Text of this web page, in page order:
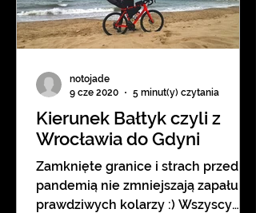
Kierunek Bałtyk czyli z
Wrocławia do Gdyni
Zamknięte granice i strach przed
pandemią nie zmniejszają zapału
prawdziwych kolarzy :) Wszyscy
notojade
9 cze 2020
5 minut(y) czytania